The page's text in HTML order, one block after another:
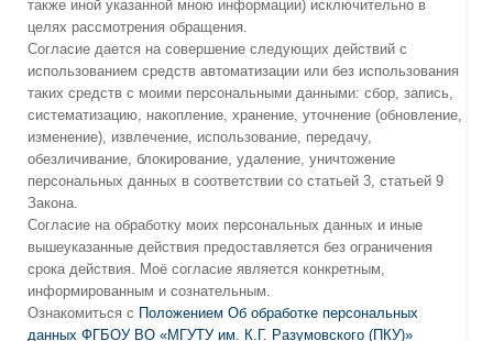
также иной указанной мною информации) исключительно в
целях рассмотрения обращения.
Согласие дается на совершение следующих действий с
использованием средств автоматизации или без использования
таких средств с моими персональными данными: сбор, запись,
систематизацию, накопление, хранение, уточнение (обновление,
изменение), извлечение, использование, передачу,
обезличивание, блокирование, удаление, уничтожение
персональных данных в соответствии со статьей 3, статьей 9
Закона.
Согласие на обработку моих персональных данных и иные
вышеуказанные действия предоставляется без ограничения
срока действия. Моё согласие является конкретным,
информированным и сознательным.
Ознакомиться с Положением Об обработке персональных
данных ФГБОУ ВО «МГУТУ им. К.Г. Разумовского (ПКУ)»